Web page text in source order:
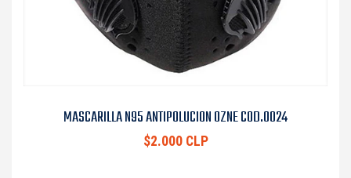
MASCARILLA N95 ANTIPOLUCION OZNE COD.0024
$2.000 CLP